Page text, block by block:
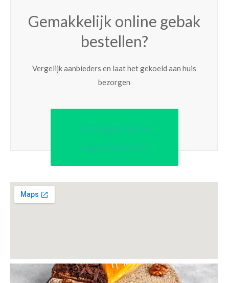
Gemakkelijk online gebak
bestellen?
Vergelijk aanbieders en laat het gekoeld aan huis
bezorgen
Vind geschikte
taartenwinkels